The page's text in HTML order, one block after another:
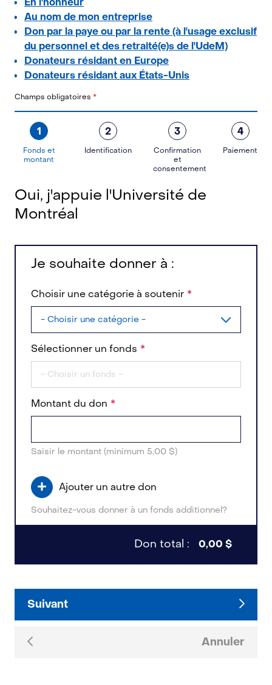
Au nom de mon entreprise
Don par la paye ou par la rente (à l'usage exclusif
du personnel et des retraité(e)s de l'UdeM)
Donateurs résidant en Europe
Donateurs résidant aux États-Unis
Champs obligatoires *
1
Fonds et
montant
2
Identification
3
Confirmation
et
consentement
4
Paiement
Oui, j'appuie l'Université de
Montréal
Je souhaite donner à :
Choisir une catégorie à soutenir
Sélectionner un fonds
Montant du don
Saisir le montant (minimum 5,00 $)
Ajouter un autre don
Souhaitez-vous donner à un fonds additionnel?
Don total : 0,00 $
Suivant
Annuler